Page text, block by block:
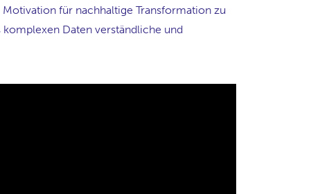
für nachhaltige Transformation zu
Daten verständliche und